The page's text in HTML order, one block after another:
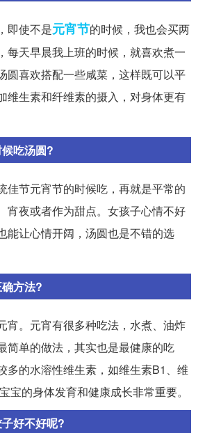
即使不是元宵节的时候，我也会买两
每天早晨我上班的时候，就喜欢煮一
圆喜欢搭配一些咸菜，这样既可以平
维生素和纤维素的摄入，对身体更有
吃汤圆?
佳节元宵节的时候吃，再就是平常的
宵夜或者作为甜点。女孩子心情不好
能让心情开阔，汤圆也是不错的选
方法?
宵。元宵有很多种吃法，水煮、油炸
简单的做法，其实也是最健康的吃
多的水溶性维生素，如维生素B1、维
宝的身体发育和健康成长非常重要。
好不好呢?